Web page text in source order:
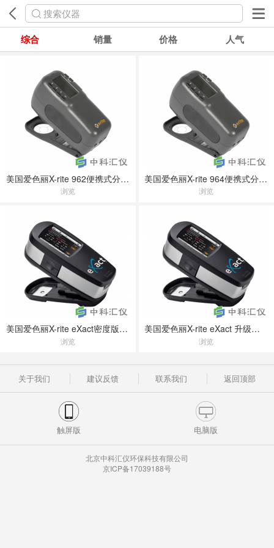
搜索仪器
综合 销量 价格 人气
美国爱色丽X-rite 962便携式分光光度仪
浏览
美国爱色丽X-rite 964便携式分光光度仪
浏览
美国爱色丽X-rite eXact密度版分光密度仪
浏览
美国爱色丽X-rite eXact 升级版分光密度仪
浏览
关于我们 建议反馈 联系我们 返回顶部
触屏版 电脑版
北京中科汇仪环保科技有限公司
京ICP备17039188号